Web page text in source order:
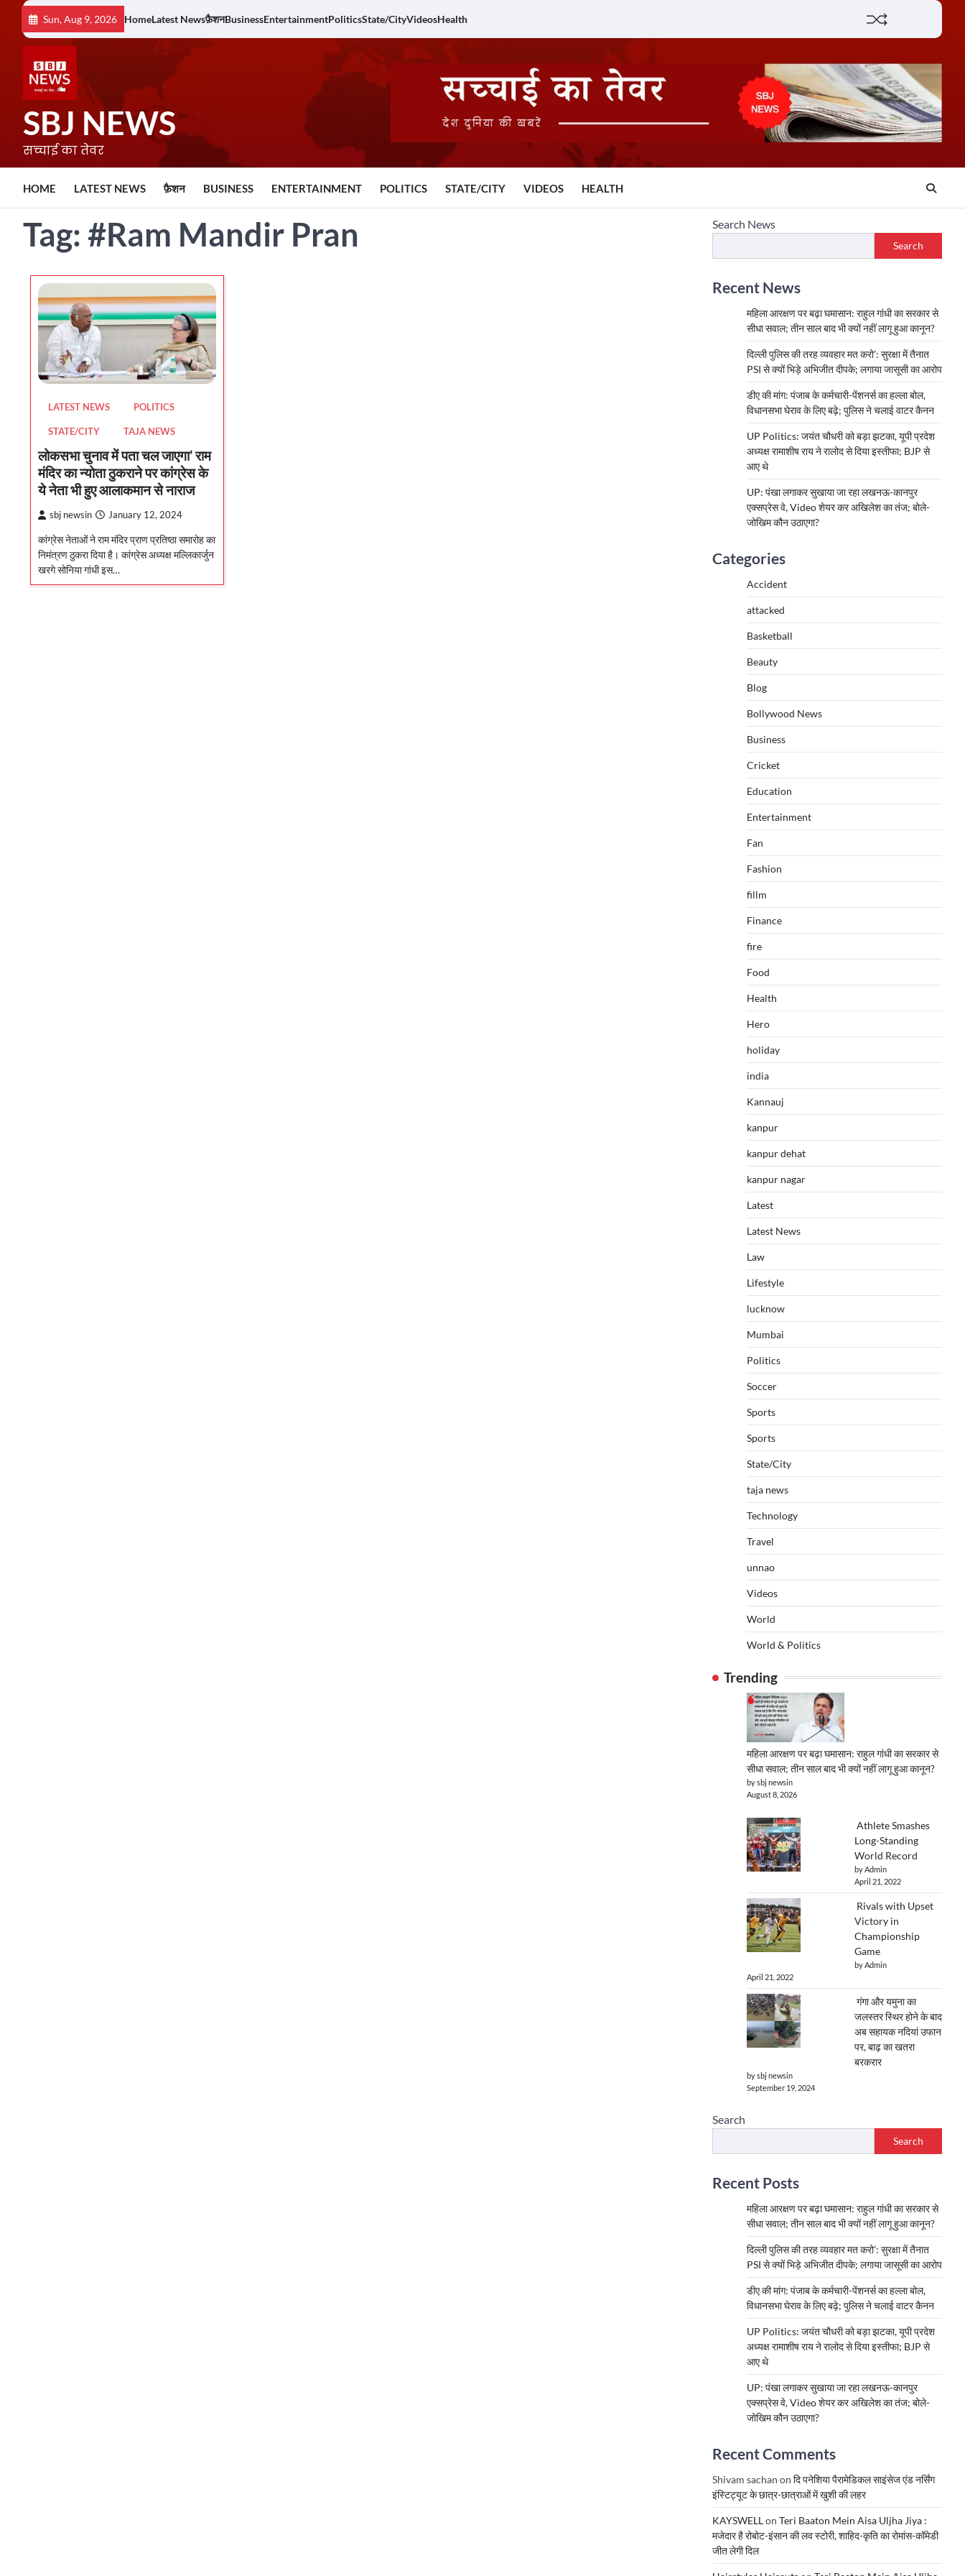
content
Sun, Aug 9, 2026 HomeLatest Newsफ़ैशनBusinessEntertainmentPoliticsState/CityVideosHealth
SBJ NEWS
सच्चाई का तेवर
HOME LATEST NEWS फ़ैशन BUSINESS ENTERTAINMENT POLITICS STATE/CITY VIDEOS HEALTH
Tag: #Ram Mandir Pran
LATEST NEWS POLITICS
STATE/CITY TAJA NEWS
लोकसभा चुनाव में पता चल जाएगा’ राम
मंदिर का न्योता ठुकराने पर कांग्रेस के
ये नेता भी हुए आलाकमान से नाराज
sbj newsin January 12, 2024
कांग्रेस नेताओं ने राम मंदिर प्राण प्रतिष्ठा समारोह का
निमंत्रण ठुकरा दिया है। कांग्रेस अध्यक्ष मल्लिकार्जुन
खरगे सोनिया गांधी इस…
Search News
Search
Recent News
महिला आरक्षण पर बढ़ा घमासान: राहुल गांधी का सरकार से
सीधा सवाल; तीन साल बाद भी क्यों नहीं लागू हुआ कानून?
दिल्ली पुलिस की तरह व्यवहार मत करो’: सुरक्षा में तैनात
PSI से क्यों भिड़े अभिजीत दीपके; लगाया जासूसी का आरोप
डीए की मांग: पंजाब के कर्मचारी-पेंशनर्स का हल्ला बोल,
विधानसभा घेराव के लिए बढ़े; पुलिस ने चलाई वाटर कैनन
UP Politics: जयंत चौधरी को बड़ा झटका, यूपी प्रदेश
अध्यक्ष रामाशीष राय ने रालोद से दिया इस्तीफा; BJP से
आए थे
UP: पंखा लगाकर सुखाया जा रहा लखनऊ-कानपुर
एक्सप्रेस वे, Video शेयर कर अखिलेश का तंज; बोले-
जोखिम कौन उठाएगा?
Categories
Accident
attacked
Basketball
Beauty
Blog
Bollywood News
Business
Cricket
Education
Entertainment
Fan
Fashion
fillm
Finance
fire
Food
Health
Hero
holiday
india
Kannauj
kanpur
kanpur dehat
kanpur nagar
Latest
Latest News
Law
Lifestyle
lucknow
Mumbai
Politics
Soccer
Sports
Sports
State/City
taja news
Technology
Travel
unnao
Videos
World
World & Politics
Trending
महिला आरक्षण पर बढ़ा घमासान: राहुल गांधी का सरकार से
सीधा सवाल; तीन साल बाद भी क्यों नहीं लागू हुआ कानून?
by sbj newsin
August 8, 2026
Athlete Smashes
Long-Standing
World Record
by Admin
April 21, 2022
Rivals with Upset
Victory in
Championship
Game
by Admin
April 21, 2022
गंगा और यमुना का
जलस्तर स्थिर होने के बाद
अब सहायक नदियां उफान
पर, बाढ़ का खतरा
बरकरार
by sbj newsin
September 19, 2024
Search
Search
Recent Posts
महिला आरक्षण पर बढ़ा घमासान: राहुल गांधी का सरकार से
सीधा सवाल; तीन साल बाद भी क्यों नहीं लागू हुआ कानून?
दिल्ली पुलिस की तरह व्यवहार मत करो’: सुरक्षा में तैनात
PSI से क्यों भिड़े अभिजीत दीपके; लगाया जासूसी का आरोप
डीए की मांग: पंजाब के कर्मचारी-पेंशनर्स का हल्ला बोल,
विधानसभा घेराव के लिए बढ़े; पुलिस ने चलाई वाटर कैनन
UP Politics: जयंत चौधरी को बड़ा झटका, यूपी प्रदेश
अध्यक्ष रामाशीष राय ने रालोद से दिया इस्तीफा; BJP से
आए थे
UP: पंखा लगाकर सुखाया जा रहा लखनऊ-कानपुर
एक्सप्रेस वे, Video शेयर कर अखिलेश का तंज; बोले-
जोखिम कौन उठाएगा?
Recent Comments
Shivam sachan on दि पनेशिया पैरामेडिकल साइंसेज एंड नर्सिंग
इंस्टिट्यूट के छात्र-छात्राओं में खुशी की लहर
KAYSWELLon Teri Baaton Mein Aisa Uljha Jiya :
मजेदार है रोबोट-इंसान की लव स्टोरी, शाहिद-कृति का रोमांस-कॉमेडी
जीत लेगी दिल